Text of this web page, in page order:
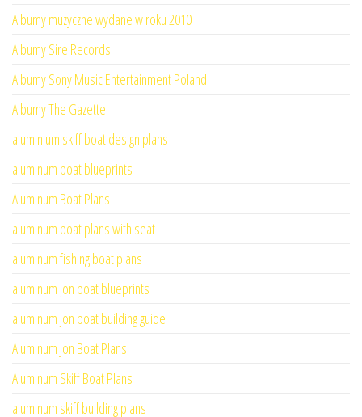
Albumy muzyczne wydane w roku 2010
Albumy Sire Records
Albumy Sony Music Entertainment Poland
Albumy The Gazette
aluminium skiff boat design plans
aluminum boat blueprints
Aluminum Boat Plans
aluminum boat plans with seat
aluminum fishing boat plans
aluminum jon boat blueprints
aluminum jon boat building guide
Aluminum Jon Boat Plans
Aluminum Skiff Boat Plans
aluminum skiff building plans